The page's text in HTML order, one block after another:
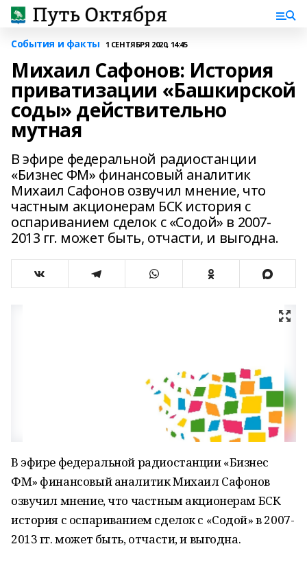
События и факты 1 СЕНТЯБРЯ 2020, 14:45
Михаил Сафонов: История
приватизации «Башкирской
соды» действительно
мутная
В эфире федеральной радиостанции
«Бизнес ФМ» финансовый аналитик
Михаил Сафонов озвучил мнение, что
частным акционерам БСК история с
оспариванием сделок с «Содой» в 2007-
2013 гг. может быть, отчасти, и выгодна.
В эфире федеральной радиостанции «Бизнес
ФМ» финансовый аналитик Михаил Сафонов
озвучил мнение, что частным акционерам БСК
история с оспариванием сделок с «Содой» в 2007-
2013 гг. может быть, отчасти, и выгодна.